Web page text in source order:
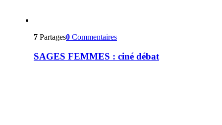
7 Partages0 Commentaires
SAGES FEMMES : ciné débat